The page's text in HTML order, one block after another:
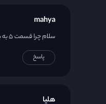
mahya
سلام چرا قسمت ۵ به بعد ساب نداره
پاسخ
هلیا